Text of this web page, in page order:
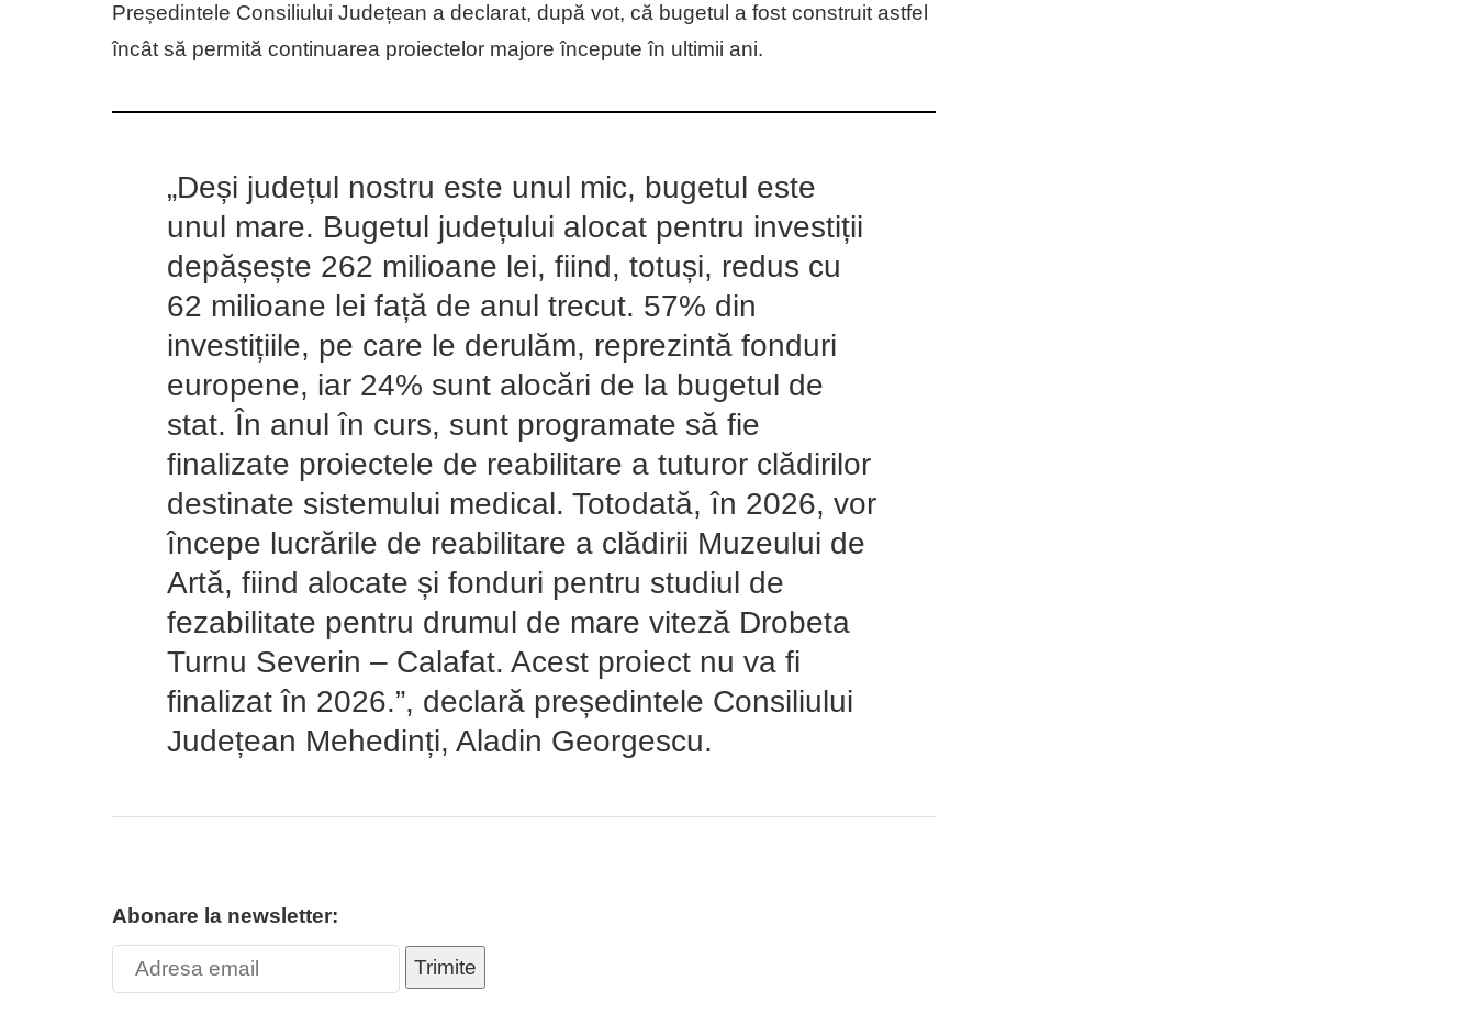
Președintele Consiliului Județean a declarat, după vot, că bugetul a fost construit astfel
încât să permită continuarea proiectelor majore începute în ultimii ani.
„Deși județul nostru este unul mic, bugetul este
unul mare. Bugetul județului alocat pentru investiții
depășește 262 milioane lei, fiind, totuși, redus cu
62 milioane lei față de anul trecut. 57% din
investițiile, pe care le derulăm, reprezintă fonduri
europene, iar 24% sunt alocări de la bugetul de
stat. În anul în curs, sunt programate să fie
finalizate proiectele de reabilitare a tuturor clădirilor
destinate sistemului medical. Totodată, în 2026, vor
începe lucrările de reabilitare a clădirii Muzeului de
Artă, fiind alocate și fonduri pentru studiul de
fezabilitate pentru drumul de mare viteză Drobeta
Turnu Severin – Calafat. Acest proiect nu va fi
finalizat în 2026.”, declară președintele Consiliului
Județean Mehedinți, Aladin Georgescu.
Abonare la newsletter:
Trimite